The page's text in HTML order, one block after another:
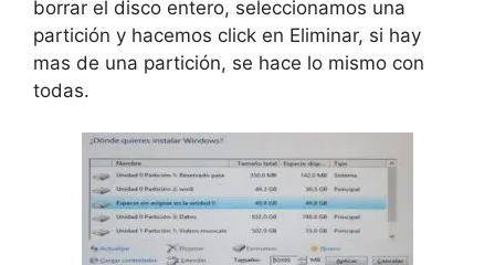
borrar el disco entero, seleccionamos una
partición y hacemos click en Eliminar, si hay
mas de una partición, se hace lo mismo con
todas.